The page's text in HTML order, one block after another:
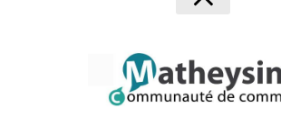
Politique de confidentialité